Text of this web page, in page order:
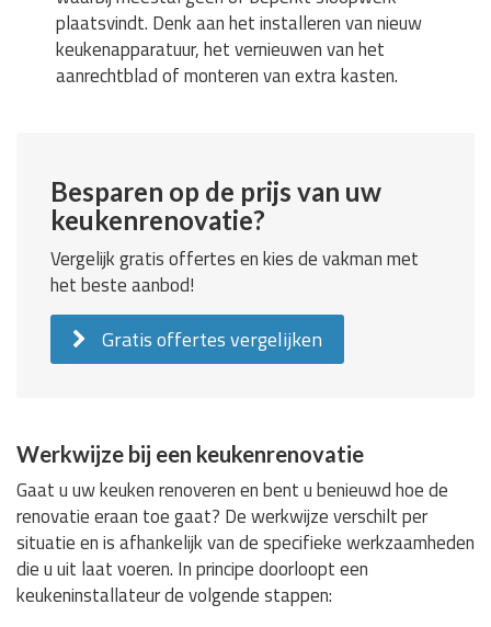
plaatsvindt. Denk aan het installeren van nieuw
keukenapparatuur, het vernieuwen van het
aanrechtblad of monteren van extra kasten.
Besparen op de prijs van uw
keukenrenovatie?
Vergelijk gratis offertes en kies de vakman met
het beste aanbod!
Gratis offertes vergelijken
Werkwijze bij een keukenrenovatie
Gaat u uw keuken renoveren en bent u benieuwd hoe de
renovatie eraan toe gaat? De werkwijze verschilt per
situatie en is afhankelijk van de specifieke werkzaamheden
die u uit laat voeren. In principe doorloopt een
keukeninstallateur de volgende stappen: